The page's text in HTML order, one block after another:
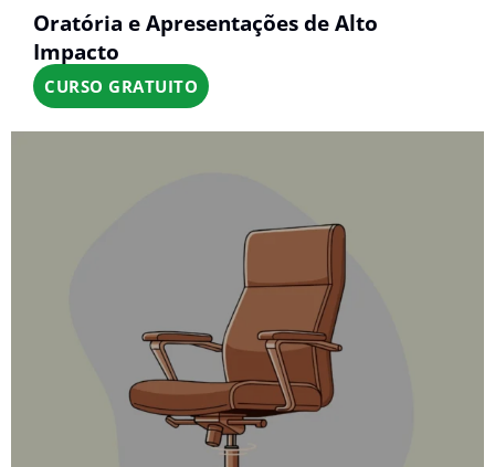
Oratória e Apresentações de Alto
Impacto
CURSO GRATUITO